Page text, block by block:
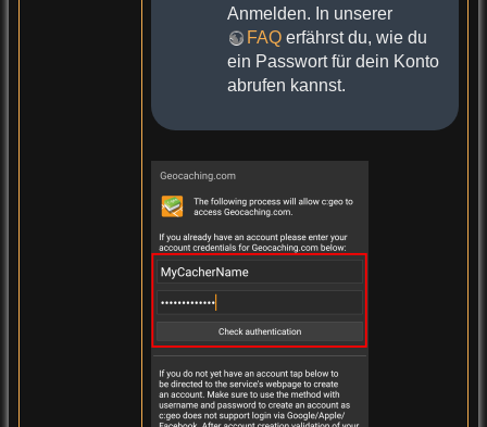
Anmelden. In unserer
FAQ erfährst du, wie du
ein Passwort für dein Konto
abrufen kannst.